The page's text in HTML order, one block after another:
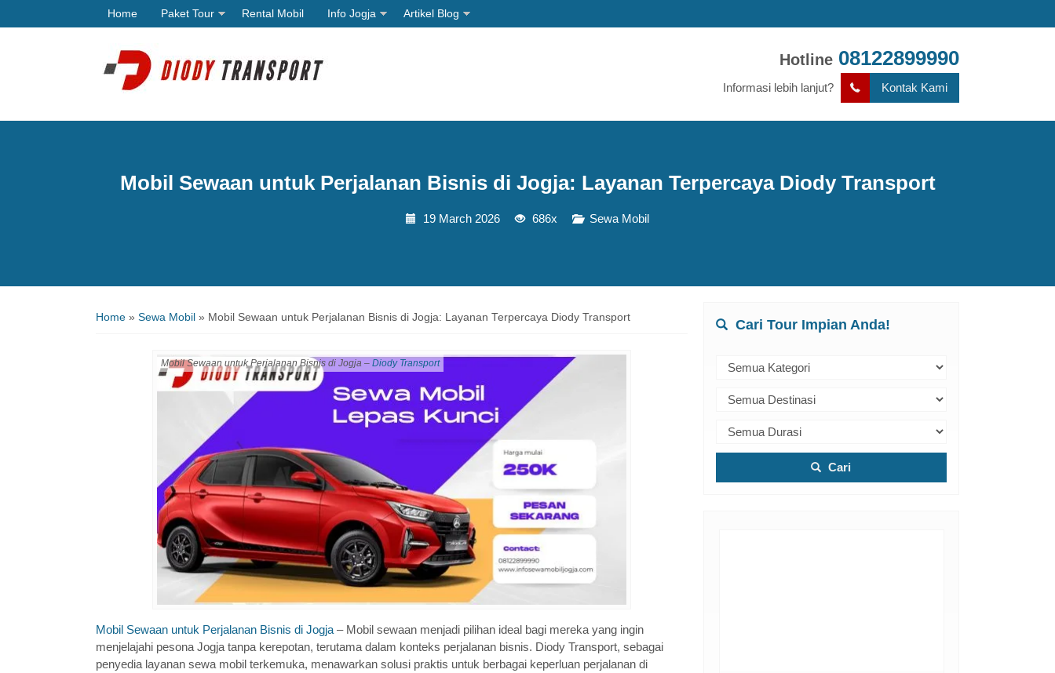
Home Paket Tour Rental Mobil Info Jogja Artikel Blog
Hotline 08122899990
Informasi lebih lanjut? Kontak Kami
Mobil Sewaan untuk Perjalanan Bisnis di Jogja: Layanan Terpercaya Diody Transport
19 March 2026 686x Sewa Mobil
Home » Sewa Mobil » Mobil Sewaan untuk Perjalanan Bisnis di Jogja: Layanan Terpercaya Diody Transport
Mobil Sewaan untuk Perjalanan Bisnis di Jogja – Diody Transport
Mobil Sewaan untuk Perjalanan Bisnis di Jogja – Mobil sewaan menjadi pilihan ideal bagi mereka yang ingin
menjelajahi pesona Jogja tanpa kerepotan, terutama dalam konteks perjalanan bisnis. Diody Transport, sebagai
penyedia layanan sewa mobil terkemuka, menawarkan solusi praktis untuk berbagai keperluan perjalanan di
Cari Tour Impian Anda!
Cari